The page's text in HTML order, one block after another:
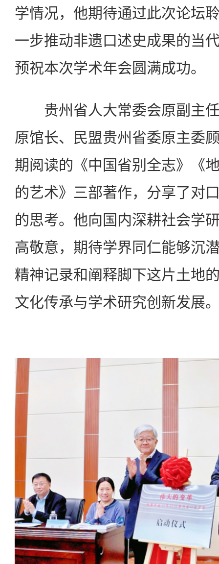
学情况，他期待通过此次论坛
一步推动非遗口述史成果的当
预祝本次学术年会圆满成功。
贵州省人大常委会原副主任
原馆长、民盟贵州省委原主委
期阅读的《中国省别全志》《
的艺术》三部著作，分享了对
的思考。他向国内深耕社会学
高敬意，期待学界同仁能够沉
精神记录和阐释脚下这片土地
文化传承与学术研究创新发展